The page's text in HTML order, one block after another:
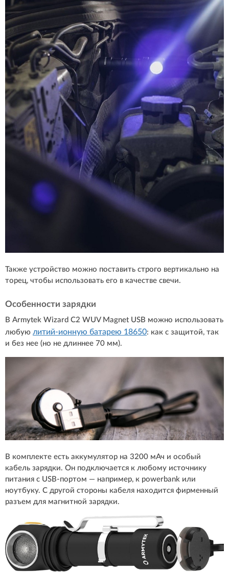
Также устройство можно поставить строго вертикально на
торец, чтобы использовать его в качестве свечи.
Особенности зарядки
В Armytek Wizard С2 WUV Magnet USB можно использовать
любую литий-ионную батарею 18650: как с защитой, так
и без нее (но не длиннее 70 мм).
В комплекте есть аккумулятор на 3200 мАч и особый
кабель зарядки. Он подключается к любому источнику
питания с USB-портом — например, к powerbank или
ноутбуку. С другой стороны кабеля находится фирменный
разъем для магнитной зарядки.